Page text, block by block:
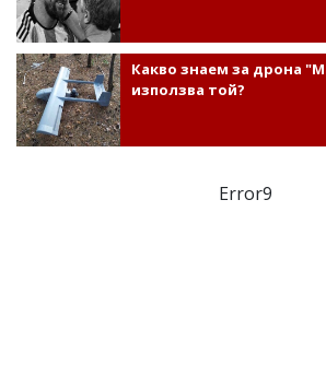
Какво знаем за дрона
използва той?
Error9